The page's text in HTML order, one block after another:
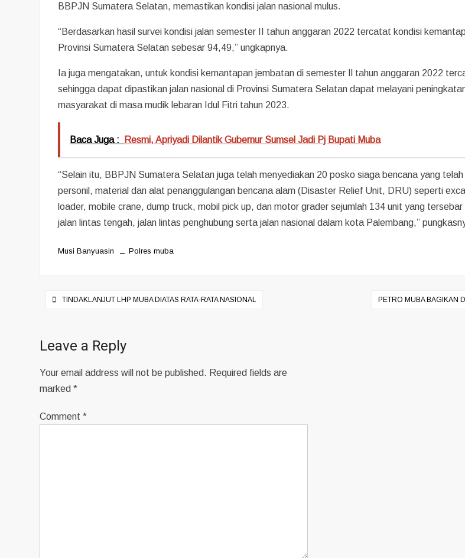
BBPJN Sumatera Selatan, memastikan kondisi jalan nasional mulus.
“Berdasarkan hasil survei kondisi jalan semester II tahun anggaran 2022 tercatat kondisi
Provinsi Sumatera Selatan sebesar 94,49,” ungkapnya.
Ia juga mengatakan, untuk kondisi kemantapan jembatan di semester Il tahun anggaran 2022
sehingga dapat dipastikan jalan nasional di Provinsi Sumatera Selatan dapat melayani
masyarakat di masa mudik lebaran Idul Fitri tahun 2023.
Baca Juga : Resmi, Apriyadi Dilantik Gubernur Sumsel Jadi Pj Bupati Muba
“Selain itu, BBPJN Sumatera Selatan juga telah menyediakan 20 posko siaga bencana yang
personil, material dan alat penanggulangan bencana alam (Disaster Relief Unit, DRU) seperti
loader, mobile crane, dump truck, mobil pick up, dan motor grader sejumlah 134 unit yang tersebar
jalan lintas tengah, jalan lintas penghubung serta jalan nasional dalam kota Palembang,”
Musi Banyuasin Polres muba
Post
TINDAKLANJUT LHP MUBA DIATAS RATA-RATA NASIONAL PETRO MUBA BAGIKAN
Leave a Reply
Your email address will not be published. Required fields are
marked*
Comment*